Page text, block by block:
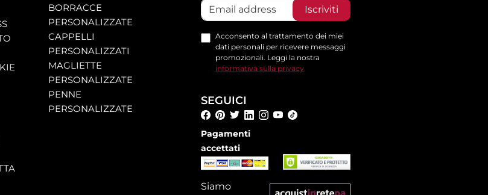
BORRACCE
PERSONALIZZATE
CAPPELLI
PERSONALIZZATI
MAGLIETTE
PERSONALIZZATE
PENNE
PERSONALIZZATE
Iscriviti
Acconsento al trattamento dei miei
dati personali per ricevere messaggi
promozionali. Leggi la nostra
informativa sulla privacy
SEGUICI
Pagamenti
accettati
Siamo